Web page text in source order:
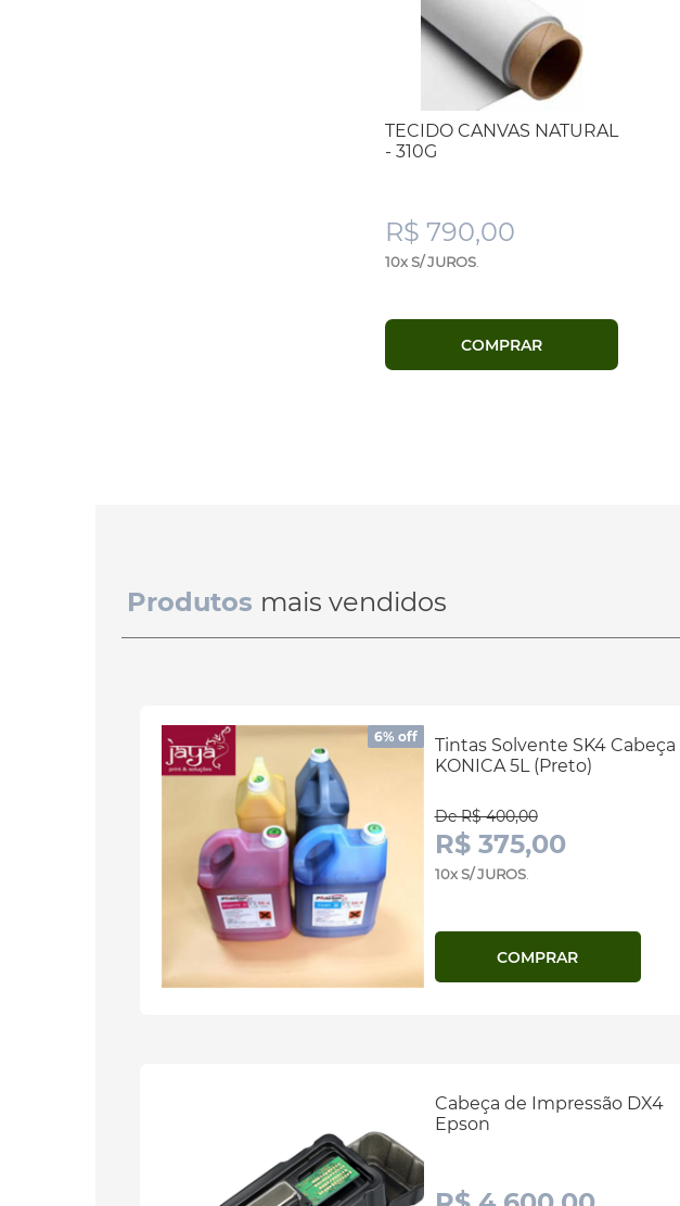
TECIDO CANVAS NATURAL
- 310G
R$ 790,00
10x S/ JUROS
COMPRAR
Produtos mais vendidos
6% off
Tintas Solvente SK4 Cabeça
KONICA 5L (Preto)
De R$ 400,00
R$ 375,00
10x S/ JUROS.
COMPRAR
Cabeça de Impressão DX4
Epson